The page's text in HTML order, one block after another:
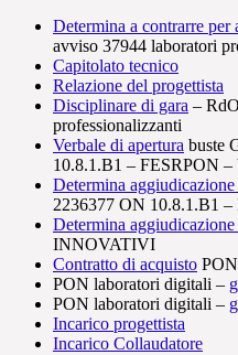
Determina a contrarre
avviso 37944 laboratori
Capitolato tecnico
Relazione del progettista
Disciplinare di gara –
professionalizzanti
Verbale di apertura buste
10.8.1.B1 – FESRPON –
Determina
2236377 ON 10.8.1.B1 –
Determina
INNOVATIVI
Contratto di acquisto
PON laboratori digitali –
PON laboratori digitali –
Incarico progettista
Incarico Collaudatore